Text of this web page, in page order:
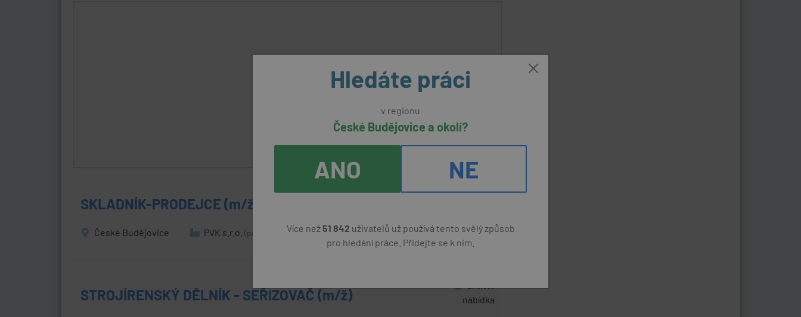
SKLADNÍK-PRODEJCE (m/ž)
aktivní
České Budějovice PVK s.r.o. (přes úřad práce) 25000 - 35000 Kč
STROJÍRENSKÝ DĚLNÍK - SEŘIZOVAČ (m/ž)
aktivní
nabídka
Hledáte práci
v regionu
České Budějovice a okolí?
ANO NE
Více než 51 842 uživatelů už používá tento svělý způsob
pro hledání práce. Přidejte se k nim.